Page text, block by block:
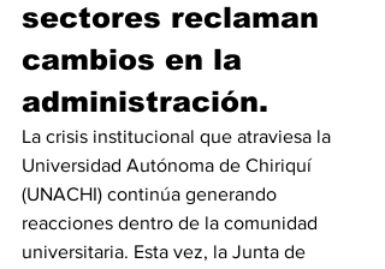
sectores reclaman
cambios en la
administración.
La crisis institucional que atraviesa la
Universidad Autónoma de Chiriquí
(UNACHI) continúa generando
reacciones dentro de la comunidad
universitaria. Esta vez, la Junta de